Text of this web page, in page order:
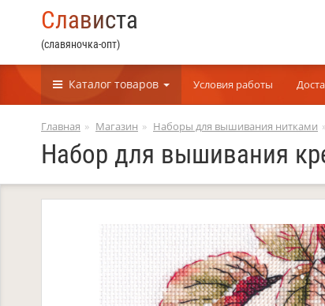
Слависта
(славяночка-опт)
Каталог товаров Условия работы
Главная Магазин Наборы для вышивания нитками
Набор для вышивания